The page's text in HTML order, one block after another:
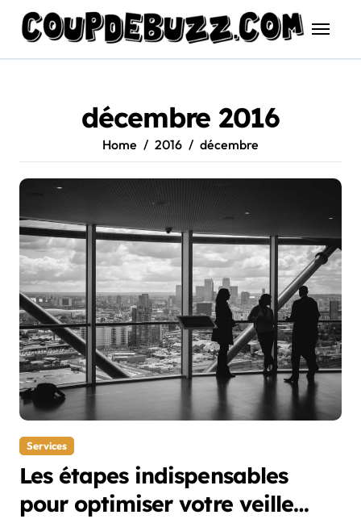
content
décembre 2016
Home 2016 décembre
Services
Les étapes indispensables
pour optimiser votre veille